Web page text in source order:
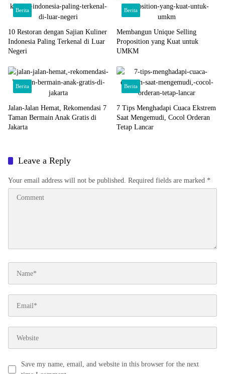
Berita
10 Restoran dengan Sajian Kuliner
Indonesia Paling Terkenal di Luar
Negeri
Berita
Membangun Unique Selling
Proposition yang Kuat untuk
UMKM
Berita
Jalan-Jalan Hemat, Rekomendasi 7
Taman Bermain Anak Gratis di
Jakarta
Berita
7 Tips Menghadapi Cuaca Ekstrem
Saat Mengemudi, Cocol Orderan
Tetap Lancar
Leave a Reply
Your email address will not be published. Required fields are marked *
Save my name, email, and website in this browser for the next